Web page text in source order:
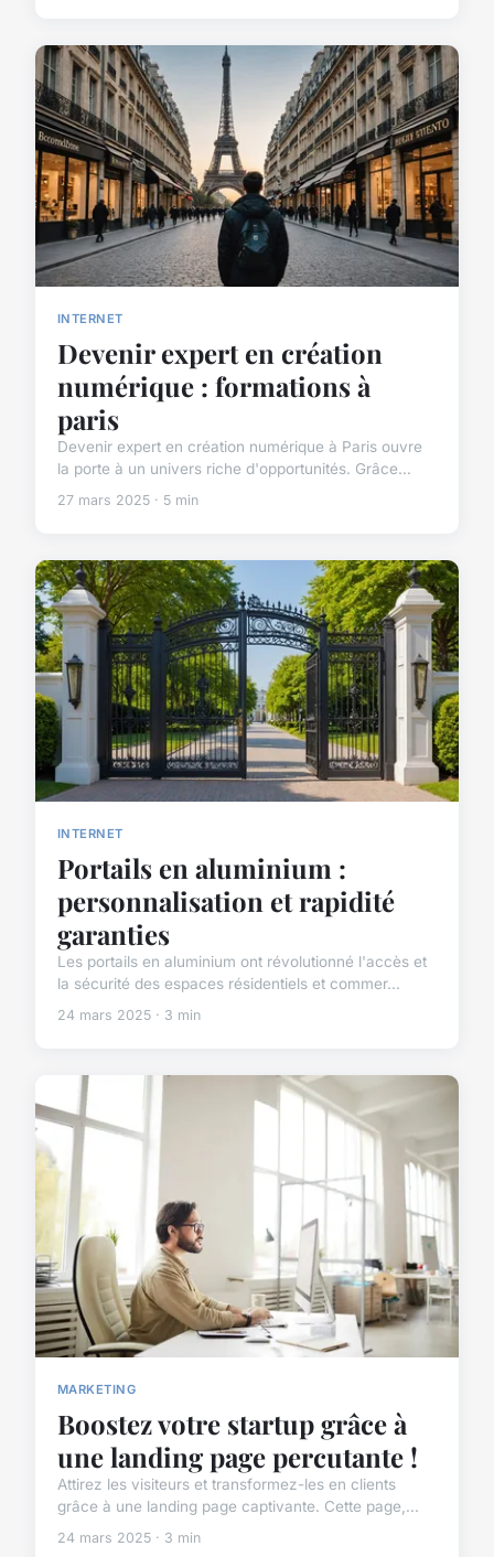
INTERNET
Devenir expert en création
numérique : formations à
paris
Devenir expert en création numérique à Paris ouvre
la porte à un univers riche d'opportunités. Grâce...
27 mars 2025 · 5 min
INTERNET
Portails en aluminium :
personnalisation et rapidité
garanties
Les portails en aluminium ont révolutionné l'accès et
la sécurité des espaces résidentiels et commer...
24 mars 2025 · 3 min
MARKETING
Boostez votre startup grâce à
une landing page percutante !
Attirez les visiteurs et transformez-les en clients
grâce à une landing page captivante. Cette page,...
24 mars 2025 · 3 min